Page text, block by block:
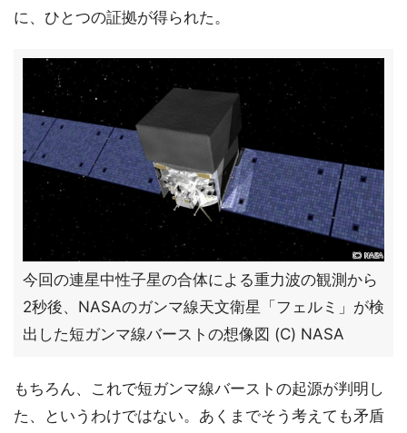
に、ひとつの証拠が得られた。
今回の連星中性子星の合体による重力波の観測から
2秒後、NASAのガンマ線天文衛星「フェルミ」が検
出した短ガンマ線バーストの想像図 (C) NASA
もちろん、これで短ガンマ線バーストの起源が判明し
た、というわけではない。あくまでそう考えても矛盾